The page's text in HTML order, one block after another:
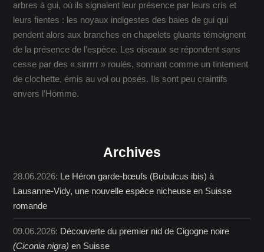
arbres à gui, où ils signalent leur présence par leurs cris et
leurs fientes : les noyaux indigestes des baies de gui qui
pendent alors aux branches en chapelets gluants témoignent
de la présence de l’espèce. Les oiseaux se répondent sans
cesse par des « sirrrrr » roulés, sonnant comme un tintement
de clochette, émis au vol ou posés. Ils sont peu craintifs
envers l’Homme.
Archives
28.06.2026: Le Héron garde-bœufs (Bubulcus ibis) à
Lausanne-Vidy, une nouvelle espèce nicheuse en Suisse
romande
09.06.2026: Découverte du premier nid de Cigogne noire
(Ciconia nigra) en Suisse